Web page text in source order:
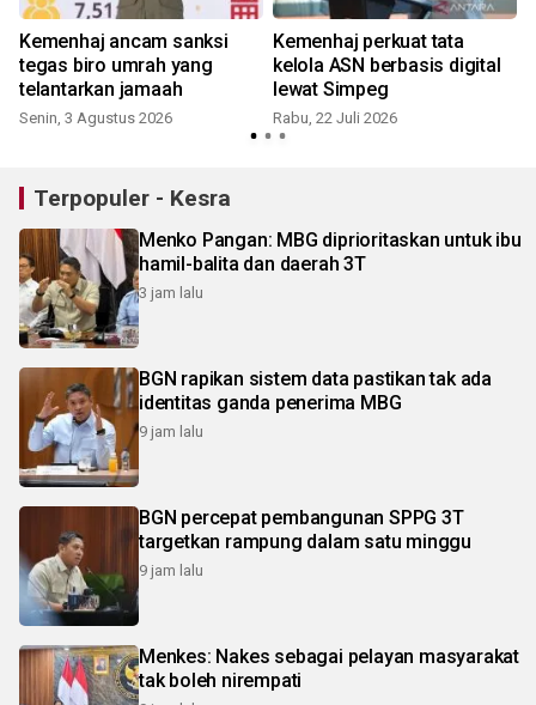
Kemenhaj ancam sanksi
tegas biro umrah yang
telantarkan jamaah
Senin, 3 Agustus 2026
Kemenhaj perkuat tata
kelola ASN berbasis digital
lewat Simpeg
Rabu, 22 Juli 2026
Terpopuler - Kesra
Menko Pangan: MBG diprioritaskan untuk ibu
hamil-balita dan daerah 3T
3 jam lalu
BGN rapikan sistem data pastikan tak ada
identitas ganda penerima MBG
9 jam lalu
BGN percepat pembangunan SPPG 3T
targetkan rampung dalam satu minggu
9 jam lalu
Menkes: Nakes sebagai pelayan masyarakat
tak boleh nirempati